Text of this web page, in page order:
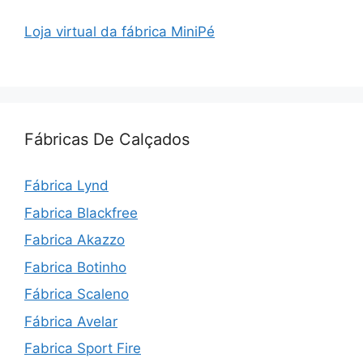
Loja virtual da fábrica MiniPé
Fábricas De Calçados
Fábrica Lynd
Fabrica Blackfree
Fabrica Akazzo
Fabrica Botinho
Fábrica Scaleno
Fábrica Avelar
Fabrica Sport Fire